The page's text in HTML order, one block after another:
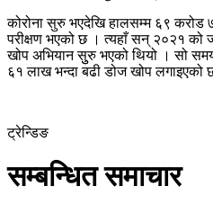
कोरोना सुरु भएदेखि हालसम्म ६९ करोड
परीक्षण भएको छ । त्यहाँ सन् २०२१ को
खोप अभियान सुुरु भएको थियो । सो
६१ लाख भन्दा बढी डोज खोप लगाइएको
ट्रेन्डिङ
सम्बन्धित समाचार